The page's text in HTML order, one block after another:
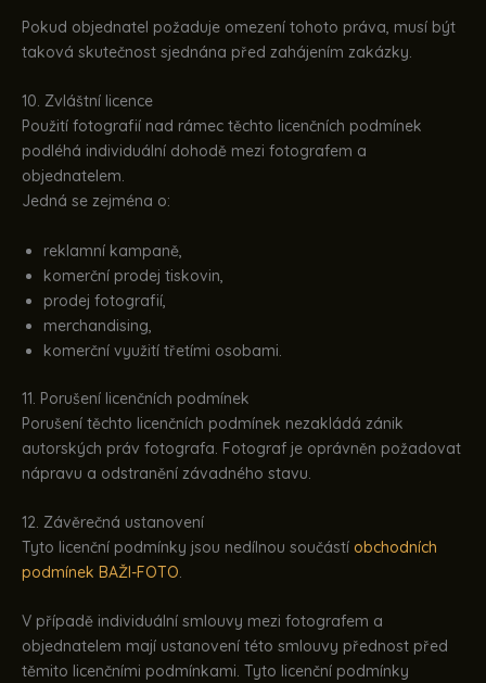
Pokud objednatel požaduje omezení tohoto práva, musí být
taková skutečnost sjednána před zahájením zakázky.
10. Zvláštní licence
Použití fotografií nad rámec těchto licenčních podmínek
podléhá individuální dohodě mezi fotografem a
objednatelem.
Jedná se zejména o:
reklamní kampaně,
komerční prodej tiskovin,
prodej fotografií,
merchandising,
komerční využití třetími osobami.
11. Porušení licenčních podmínek
Porušení těchto licenčních podmínek nezakládá zánik
autorských práv fotografa. Fotograf je oprávněn požadovat
nápravu a odstranění závadného stavu.
12. Závěrečná ustanovení
Tyto licenční podmínky jsou nedílnou součástí obchodních
podmínek BAŽI-FOTO.
V případě individuální smlouvy mezi fotografem a
objednatelem mají ustanovení této smlouvy přednost před
těmito licenčními podmínkami. Tyto licenční podmínky